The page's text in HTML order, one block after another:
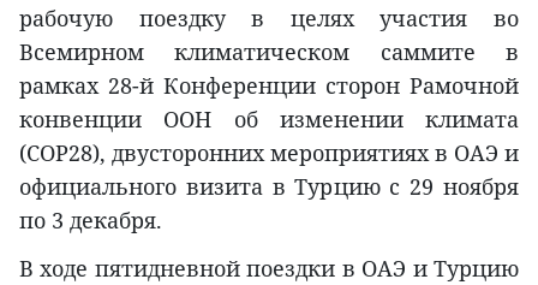
рабочую поездку в целях участия во
Всемирном климатическом саммите в
рамках 28-й Конференции сторон Рамочной
конвенции ООН об изменении климата
(COP28), двусторонних мероприятиях в ОАЭ и
официального визита в Турцию с 29 ноября
по 3 декабря.
В ходе пятидневной поездки в ОАЭ и Турцию